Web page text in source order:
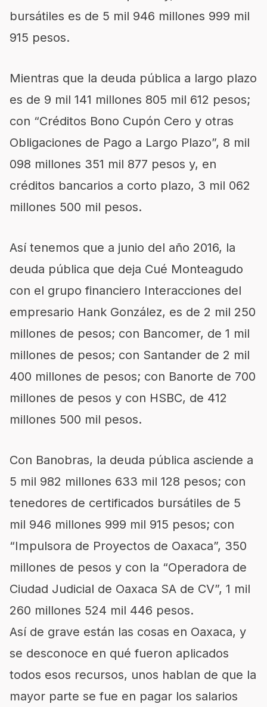
bursátiles es de 5 mil 946 millones 999 mil
915 pesos.
Mientras que la deuda pública a largo plazo
es de 9 mil 141 millones 805 mil 612 pesos;
con “Créditos Bono Cupón Cero y otras
Obligaciones de Pago a Largo Plazo”, 8 mil
098 millones 351 mil 877 pesos y, en
créditos bancarios a corto plazo, 3 mil 062
millones 500 mil pesos.
Así tenemos que a junio del año 2016, la
deuda pública que deja Cué Monteagudo
con el grupo financiero Interacciones del
empresario Hank González, es de 2 mil 250
millones de pesos; con Bancomer, de 1 mil
millones de pesos; con Santander de 2 mil
400 millones de pesos; con Banorte de 700
millones de pesos y con HSBC, de 412
millones 500 mil pesos.
Con Banobras, la deuda pública asciende a
5 mil 982 millones 633 mil 128 pesos; con
tenedores de certificados bursátiles de 5
mil 946 millones 999 mil 915 pesos; con
“Impulsora de Proyectos de Oaxaca”, 350
millones de pesos y con la “Operadora de
Ciudad Judicial de Oaxaca SA de CV”, 1 mil
260 millones 524 mil 446 pesos.
Así de grave están las cosas en Oaxaca, y
se desconoce en qué fueron aplicados
todos esos recursos, unos hablan de que la
mayor parte se fue en pagar los salarios